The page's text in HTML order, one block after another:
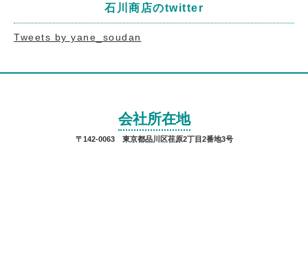
石川商店のtwitter
Tweets by yane_soudan
会社所在地
〒142-0063 東京都品川区荏原2丁目2番地3号